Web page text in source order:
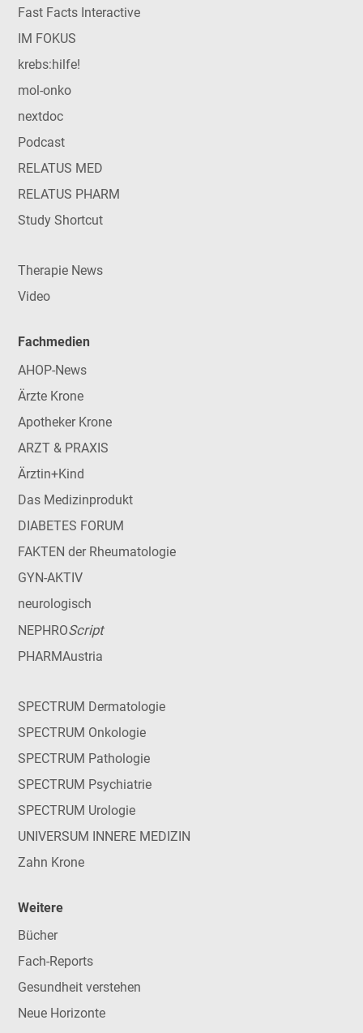
Fast Facts Interactive
IM FOKUS
krebs:hilfe!
mol-onko
nextdoc
Podcast
RELATUS MED
RELATUS PHARM
Study Shortcut
Therapie News
Video
Fachmedien
AHOP-News
Ärzte Krone
Apotheker Krone
ARZT & PRAXIS
Ärztin+Kind
Das Medizinprodukt
DIABETES FORUM
FAKTEN der Rheumatologie
GYN-AKTIV
neurologisch
NEPHROScript
PHARMAustria
SPECTRUM Dermatologie
SPECTRUM Onkologie
SPECTRUM Pathologie
SPECTRUM Psychiatrie
SPECTRUM Urologie
UNIVERSUM INNERE MEDIZIN
Zahn Krone
Weitere
Bücher
Fach-Reports
Gesundheit verstehen
Neue Horizonte